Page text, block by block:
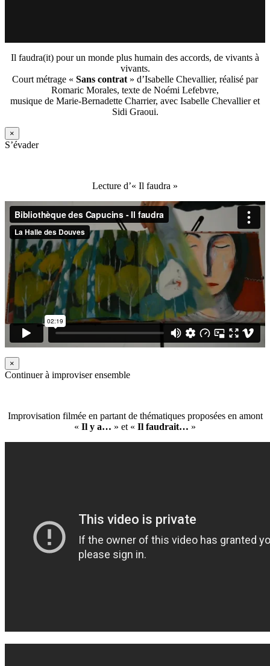
Il faudra(it) pour un monde plus humain des accords, de vivants à
vivants.
Court métrage « Sans contrat » d’Isabelle Chevallier, réalisé par
Romaric Morales, texte de Noémi Lefebvre,
musique de Marie-Bernadette Charrier, avec Isabelle Chevallier et
Sidi Graoui.
×
S’évader
Lecture d’« Il faudra »
×
Continuer à improviser ensemble
Improvisation filmée en partant de thématiques proposées en amont
« Il y a… » et « Il faudrait… »